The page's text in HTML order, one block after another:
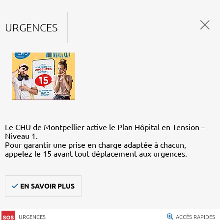
URGENCES
Le CHU de Montpellier active le Plan Hôpital en Tension –
Niveau 1.
Pour garantir une prise en charge adaptée à chacun,
appelez le 15 avant tout déplacement aux urgences.
EN SAVOIR PLUS
URGENCES ACCÈS RAPIDES